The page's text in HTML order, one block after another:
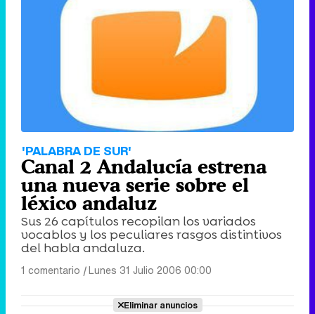
'PALABRA DE SUR'
Canal 2 Andalucía estrena
una nueva serie sobre el
léxico andaluz
Sus 26 capítulos recopilan los variados
vocablos y los peculiares rasgos distintivos
del habla andaluza.
1 comentario |Lunes 31 Julio 2006 00:00
Eliminar anuncios